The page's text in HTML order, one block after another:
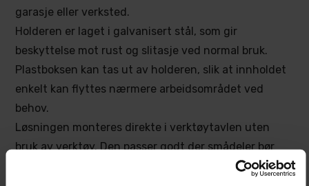
garasje eller verksted.
Holderen er laget i galvanisert stål, som gir
beskyttelse mot rust og slitasje ved normal bruk.
Plastboksen kan tas ut av holderen, slik at innholdet
enkelt kan flyttes nærmere arbeidsområdet ved
behov.
Løsningen monteres direkte i verktøytavlen uten
bruk av verktøy. Den passer godt der smådeler bør
være synlige og lett tilgjengelige, samtidig som